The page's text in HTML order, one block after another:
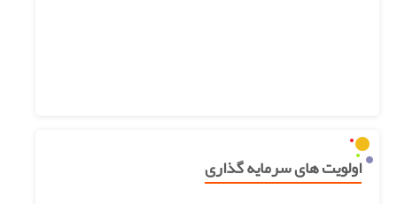
اولویت های سرمایه گذاری